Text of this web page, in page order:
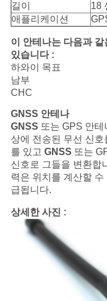
요
사
이
맵
PRIVACY
POLICY
길이
18
애플리케이션
이 안테나는 다음과
있습니다 :
하와이 목표
남부
CHC
GNSS 안테나
GNSS 또는 GPS 안테
상에 전송된 무선 신호
를 있고 GNSS 또는
신호로 그들을 변환합
력은 위치를 계산할 수
급됩니다.
상세한 사진 :